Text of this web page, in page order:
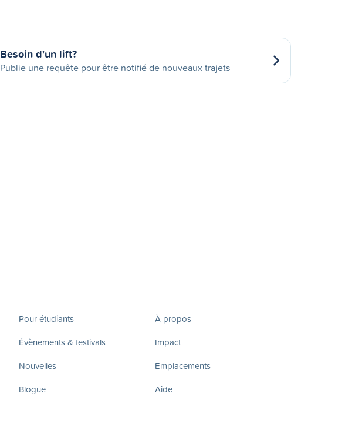
Besoin d'un lift?
Publie une requête pour être notifié de nouveaux trajets
Pour étudiants
Évènements & festivals
Nouvelles
Blogue
À propos
Impact
Emplacements
Aide